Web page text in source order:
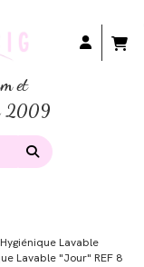
et
2009
Lavable
Lavable "jour" REF 8